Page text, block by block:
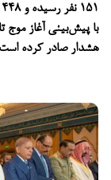
هشدار صادر کرده است